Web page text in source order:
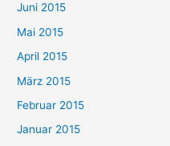
Juni 2015
Mai 2015
April 2015
März 2015
Februar 2015
Januar 2015